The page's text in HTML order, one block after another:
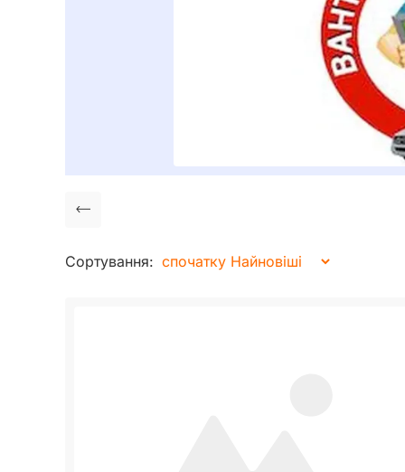
Провісниця минулого, майбутнього та
найскладніших і безнадійних ситуаціях, життєвих,
тілесних, побутових. Прийом і запис WhatsApp і
Сортування: